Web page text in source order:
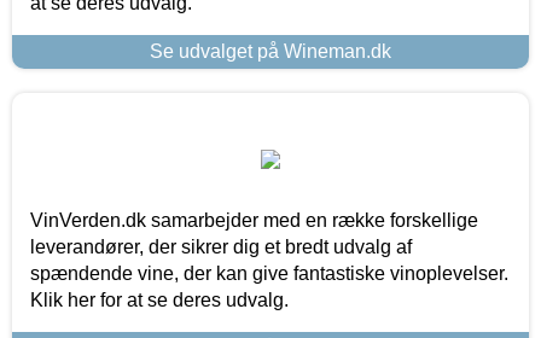
Se udvalget på Wineman.dk
VinVerden.dk samarbejder med en række forskellige
leverandører, der sikrer dig et bredt udvalg af
spændende vine, der kan give fantastiske vinoplevelser.
Klik her for at se deres udvalg.